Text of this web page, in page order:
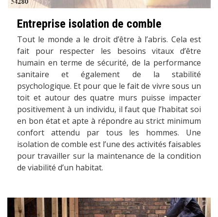
Entreprise isolation de comble
Tout le monde a le droit d’être à l’abris. Cela est
fait pour respecter les besoins vitaux d’être
humain en terme de sécurité, de la performance
sanitaire et également de la stabilité
psychologique. Et pour que le fait de vivre sous un
toit et autour des quatre murs puisse impacter
positivement à un individu, il faut que l’habitat soi
en bon état et apte à répondre au strict minimum
confort attendu par tous les hommes. Une
isolation de comble est l’une des activités faisables
pour travailler sur la maintenance de la condition
de viabilité d’un habitat.